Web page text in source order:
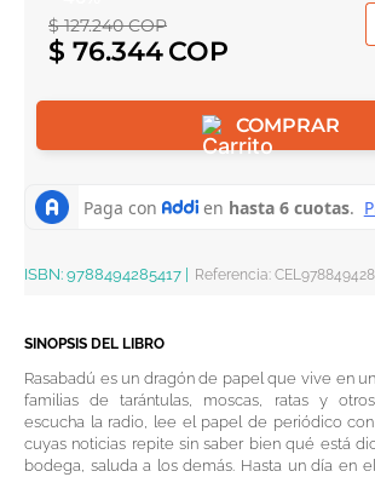
$ 127.240COP
$ 76.344
COMPRAR
ISBN: 9788494285417 Referencia:
SINOPSIS DEL LIBRO
Rasabadú es un dragón de papel que vive en
familias de tarántulas, moscas, ratas y
escucha la radio, lee el papel de periódico
cuyas noticias repite sin saber bien qué está
bodega, saluda a los demás. Hasta un día en